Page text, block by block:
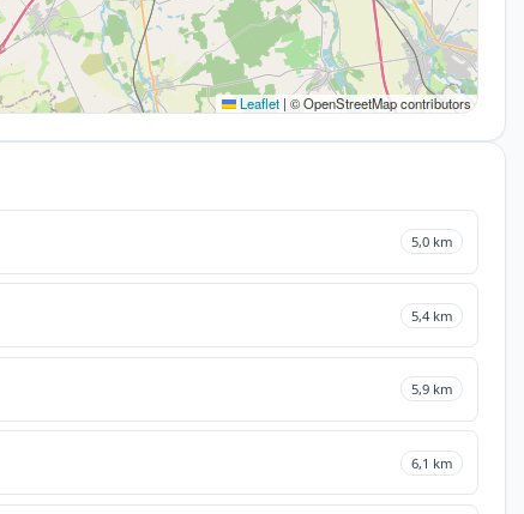
Leaflet | © OpenStreetMap contributors
5,0 km
5,4 km
5,9 km
6,1 km